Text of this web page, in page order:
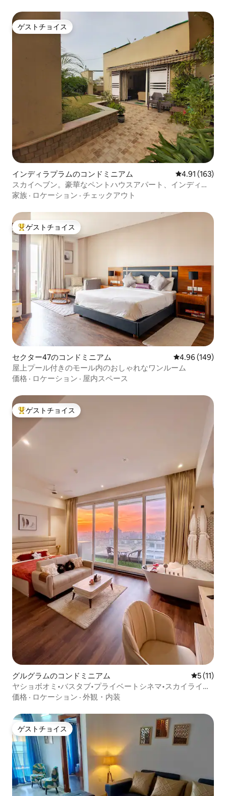
ゲストチョイス
ゲストチョイス
インディラプラムのコンドミニアム レビュー163
4.91 (163)
スカイヘブン。豪華なペントハウスアパート、インディラ
プラム
家族 · ロケーション · チェックアウト
大好評のゲストチョイスです。
ゲストチョイス
セクター47のコンドミニアム レビュー149
4.96 (149)
屋上プール付きのモール内のおしゃれなワンルーム
価格 · ロケーション · 屋内スペース
大好評のゲストチョイスです。
ゲストチョイス
グルグラムのコンドミニアム レビュー
5 (11)
ヤショボオミ•バスタブ•プライベートシネマ•スカイライン•
バルコニー2室
価格 · ロケーション · 外観・内装
ゲストチョイス
ゲストチョイス